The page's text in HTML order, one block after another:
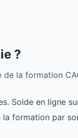
?
la formation
Solde en ligne
formation par